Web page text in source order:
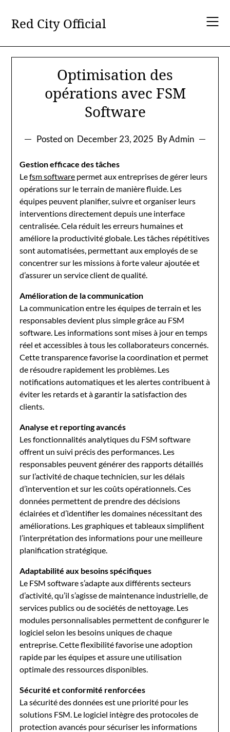
content
Red City Official
Optimisation des
opérations avec FSM
Software
Posted on December 23, 2025 By Admin
Gestion efficace des tâches
Lefsm software permet aux entreprises de gérer leurs
opérations sur le terrain de manière fluide. Les
équipes peuvent planifier, suivre et organiser leurs
interventions directement depuis une interface
centralisée. Cela réduit les erreurs humaines et
améliore la productivité globale. Les tâches répétitives
sont automatisées, permettant aux employés de se
concentrer sur les missions à forte valeur ajoutée et
d’assurer un service client de qualité.
Amélioration de la communication
La communication entre les équipes de terrain et les
responsables devient plus simple grâce au FSM
software. Les informations sont mises à jour en temps
réel et accessibles à tous les collaborateurs concernés.
Cette transparence favorise la coordination et permet
de résoudre rapidement les problèmes. Les
notifications automatiques et les alertes contribuent à
éviter les retards et à garantir la satisfaction des
clients.
Analyse et reporting avancés
Les fonctionnalités analytiques du FSM software
offrent un suivi précis des performances. Les
responsables peuvent générer des rapports détaillés
sur l’activité de chaque technicien, sur les délais
d’intervention et sur les coûts opérationnels. Ces
données permettent de prendre des décisions
éclairées et d’identifier les domaines nécessitant des
améliorations. Les graphiques et tableaux simplifient
l’interprétation des informations pour une meilleure
planification stratégique.
Adaptabilité aux besoins spécifiques
Le FSM software s’adapte aux différents secteurs
d’activité, qu’il s’agisse de maintenance industrielle, de
services publics ou de sociétés de nettoyage. Les
modules personnalisables permettent de configurer le
logiciel selon les besoins uniques de chaque
entreprise. Cette flexibilité favorise une adoption
rapide par les équipes et assure une utilisation
optimale des ressources disponibles.
Sécurité et conformité renforcées
La sécurité des données est une priorité pour les
solutions FSM. Le logiciel intègre des protocoles de
protection avancés pour sécuriser les informations